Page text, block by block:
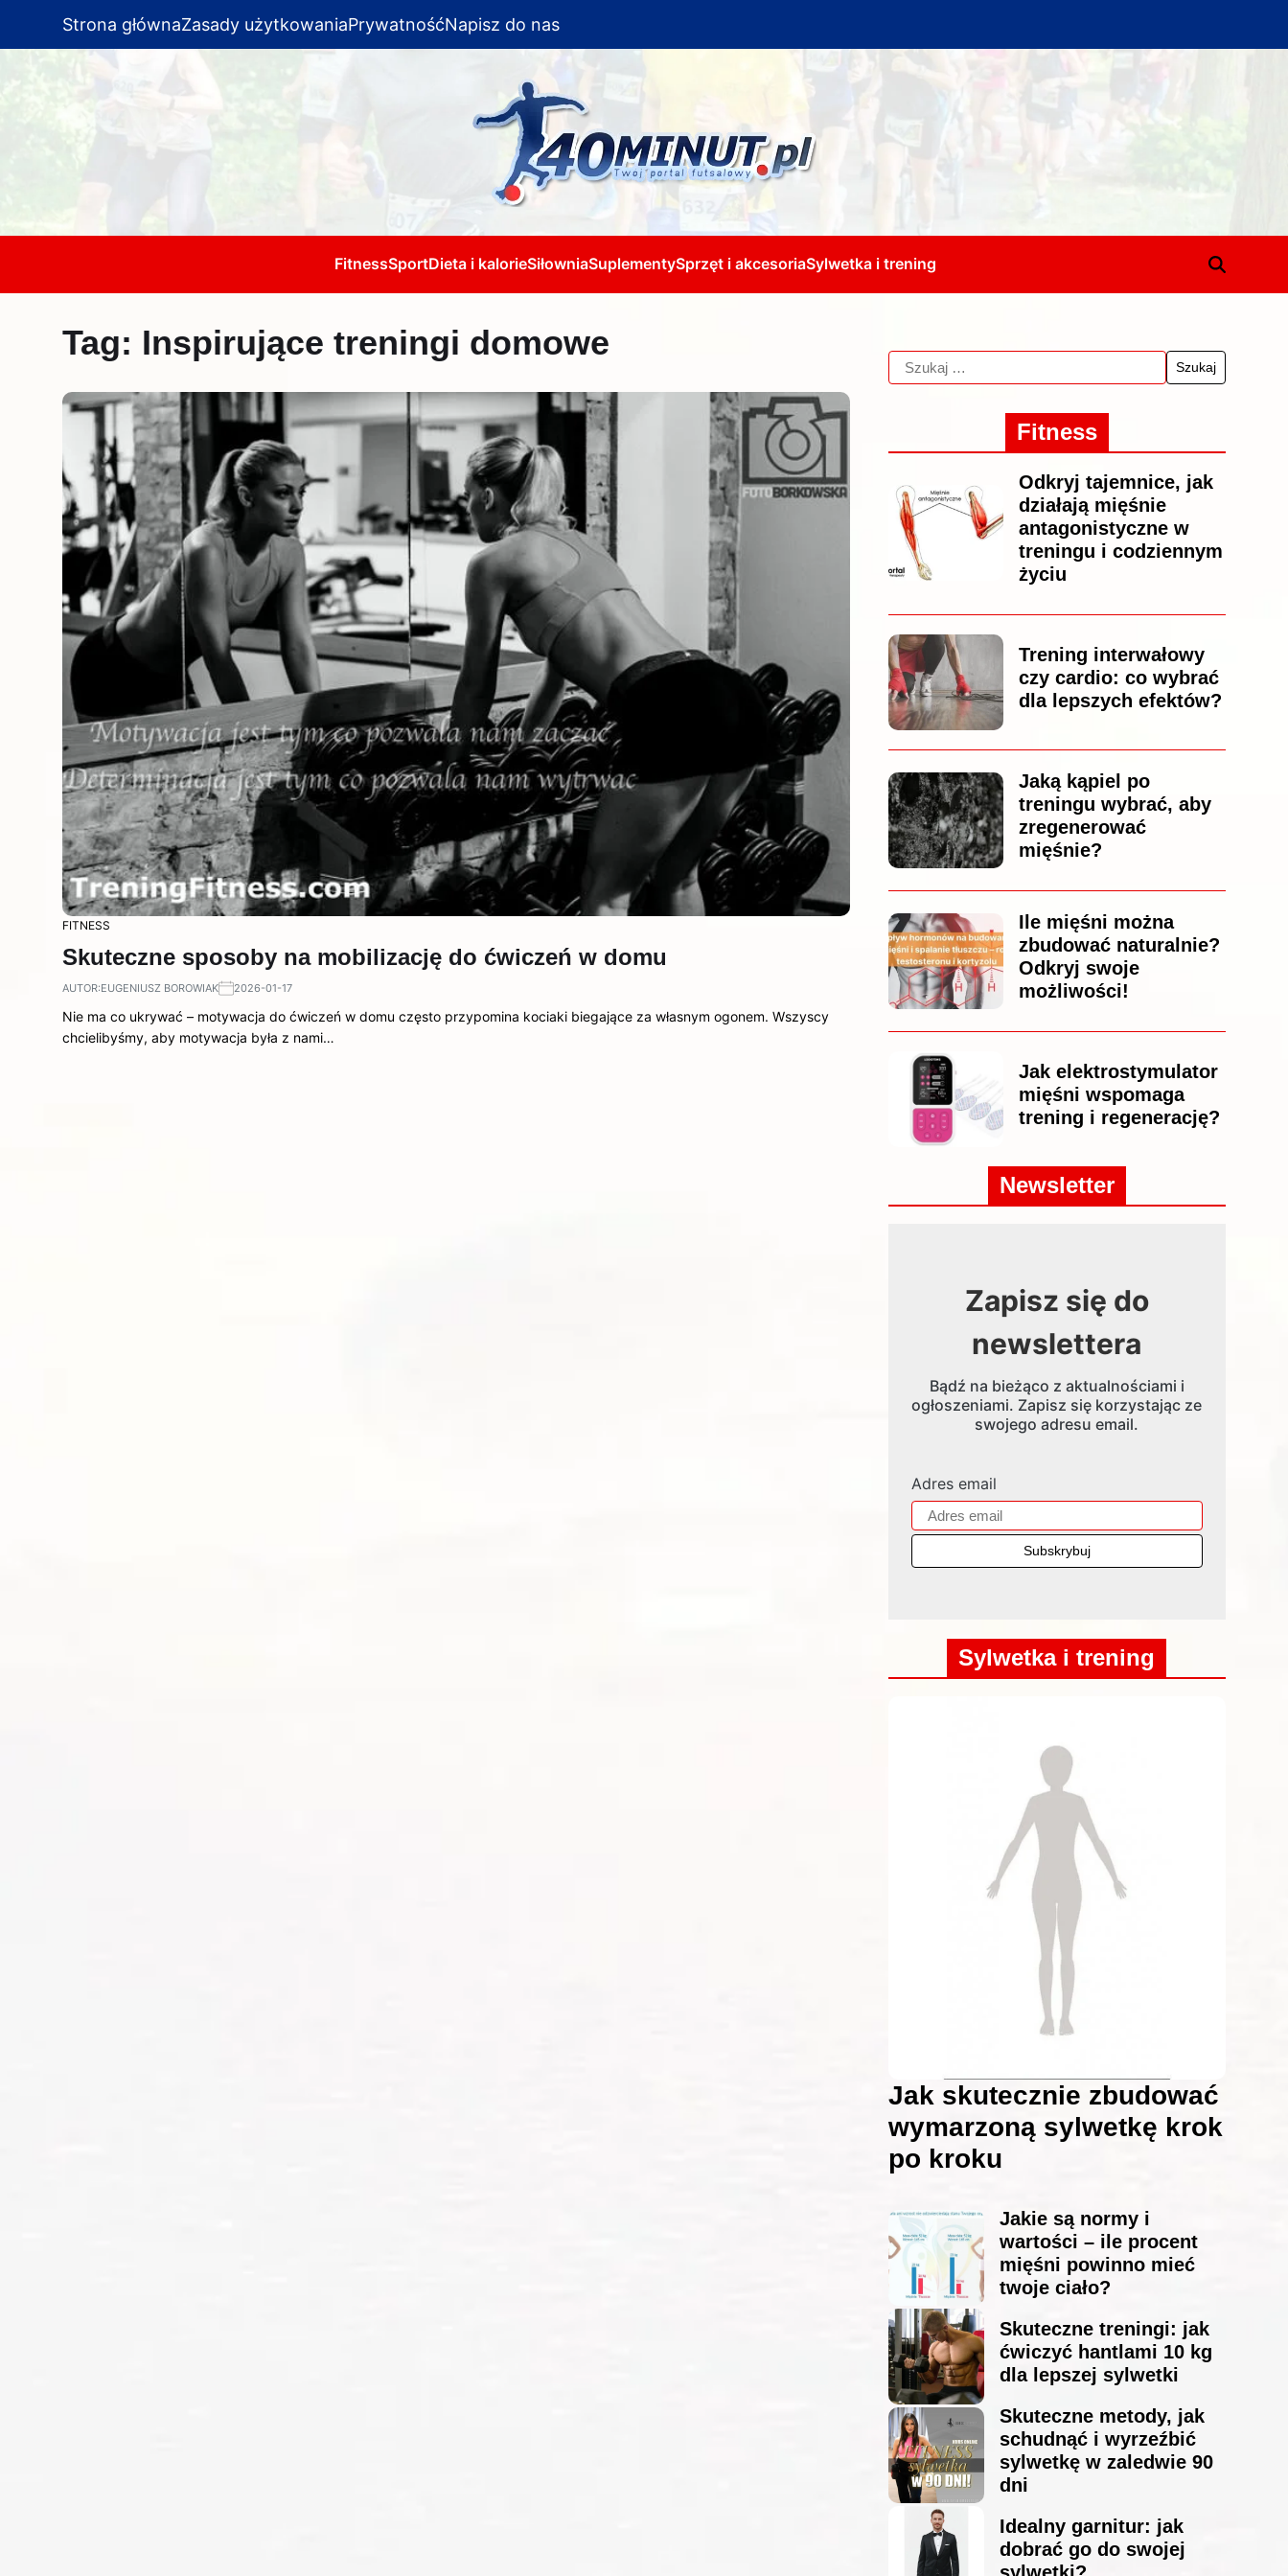
Strona głównaZasady użytkowaniaPrywatnośćNapisz do nas
FitnessSportDieta i kalorieSiłowniaSuplementySprzęt i akcesoriaSylwetka i trening
Tag: Inspirujące treningi domowe
FITNESS
Skuteczne sposoby na mobilizację do ćwiczeń w domu
AUTOR:EUGENIUSZ BOROWIAK 2026-01-17
Nie ma co ukrywać – motywacja do ćwiczeń w domu często przypomina kociaki biegające za własnym ogonem. Wszyscy
chcielibyśmy, aby motywacja była z nami…
Fitness
Odkryj tajemnice, jak
działają mięśnie
antagonistyczne w
treningu i codziennym
życiu
Trening interwałowy
czy cardio: co wybrać
dla lepszych efektów?
Jaką kąpiel po
treningu wybrać, aby
zregenerować
mięśnie?
Ile mięśni można
zbudować naturalnie?
Odkryj swoje
możliwości!
Jak elektrostymulator
mięśni wspomaga
trening i regenerację?
Newsletter
Zapisz się do
newslettera
Bądź na bieżąco z aktualnościami i
ogłoszeniami. Zapisz się korzystając ze
swojego adresu email.
Adres email
Sylwetka i trening
Jak skutecznie zbudować
wymarzoną sylwetkę krok
po kroku
Jakie są normy i
wartości – ile procent
mięśni powinno mieć
twoje ciało?
Skuteczne treningi: jak
ćwiczyć hantlami 10 kg
dla lepszej sylwetki
Skuteczne metody, jak
schudnąć i wyrzeźbić
sylwetkę w zaledwie 90
dni
Idealny garnitur: jak
dobrać go do swojej